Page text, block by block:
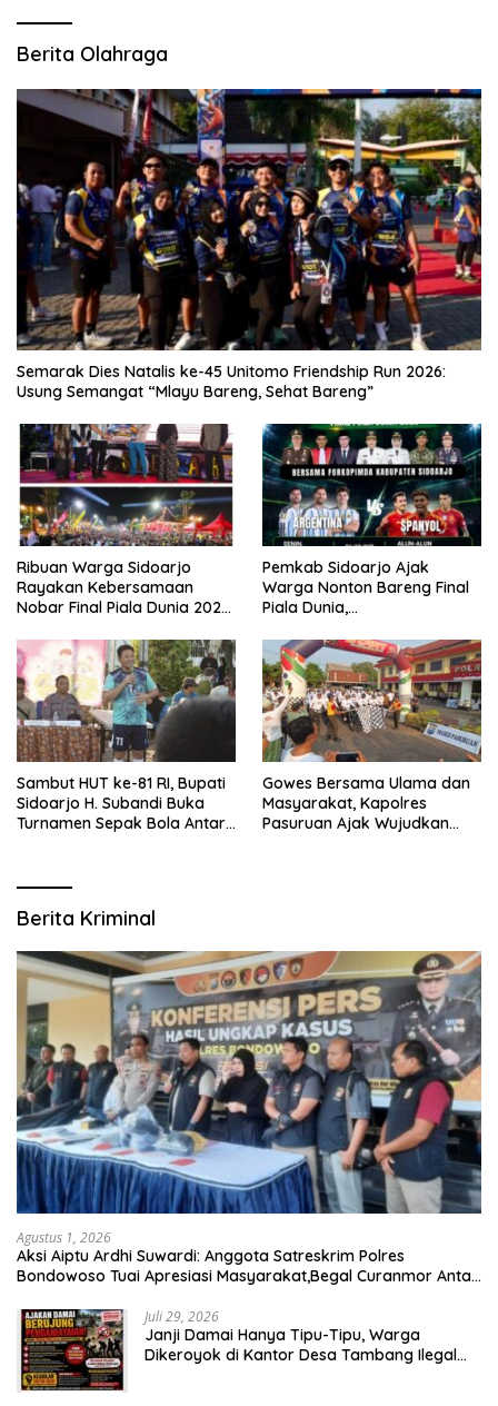
Berita Olahraga
Semarak Dies Natalis ke-45 Unitomo Friendship Run 2026:
Usung Semangat “Mlayu Bareng, Sehat Bareng”
Ribuan Warga Sidoarjo
Rayakan Kebersamaan
Nobar Final Piala Dunia 2026
Forkopimda
Pemkab Sidoarjo Ajak
Warga Nonton Bareng Final
Piala Dunia,
Sambut HUT ke-81 RI, Bupati
Sidoarjo H. Subandi Buka
Turnamen Sepak Bola Antar
Gowes Bersama Ulama dan
Masyarakat, Kapolres
Pasuruan Ajak Wujudkan
Berita Kriminal
Agustus 1, 2026
Aksi Aiptu Ardhi Suwardi: Anggota Satreskrim Polres
Bondowoso Tuai Apresiasi Masyarakat,Begal Curanmor Antar
Juli 29, 2026
Janji Damai Hanya Tipu-Tipu, Warga
Dikeroyok di Kantor Desa Tambang Ilegal